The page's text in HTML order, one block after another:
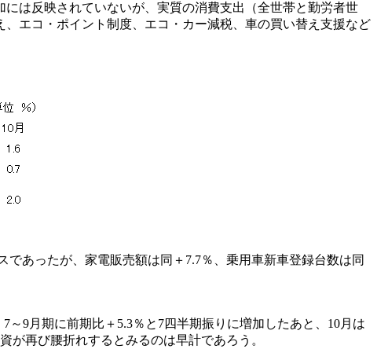
は反映されていないが、実質の消費支出（全世帯と勤労者世
エコ・ポイント制度、エコ・カー減税、車の買い替え支援など
あったが、家電販売額は同＋7.7％、乗用車新車登録台数は同
9月期に前期比＋5.3％と7四半期振りに増加したあと、10月は
が再び腰折れするとみるのは早計であろう。